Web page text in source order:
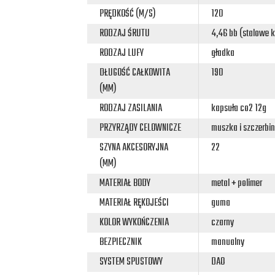
PRĘDKOŚĆ (M/S)
120
RODZAJ ŚRUTU
4,46 bb (stalowe
RODZAJ LUFY
gładka
DŁUGOŚĆ CAŁKOWITA
(MM)
190
RODZAJ ZASILANIA
kapsuła co2 12g
PRZYRZĄDY CELOWNICZE
muszka i
SZYNA AKCESORYJNA
(MM)
22
MATERIAŁ BODY
metal + polimer
MATERIAŁ RĘKOJEŚCI
guma
KOLOR WYKOŃCZENIA
czarny
BEZPIECZNIK
manualny
SYSTEM SPUSTOWY
DAO